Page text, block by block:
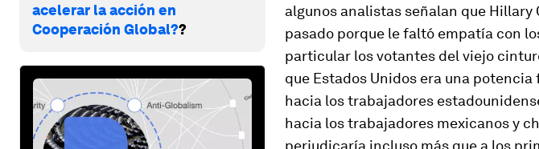
acelerar la acción en
Cooperación Global??
algunos analistas señalan que
pasado porque le faltó empatía con
particular los votantes del viejo
que Estados Unidos era una
hacia los trabajadores
hacia los trabajadores mexicanos y
perjudicaría incluso más que a los